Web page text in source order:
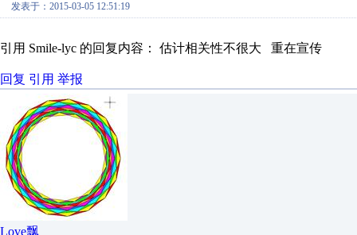
发表于：2015-03-05 12:51:19
引用 Smile-lyc 的回复内容： 估计相关性不很大 重在宣传
回复 引用 举报
Love飘